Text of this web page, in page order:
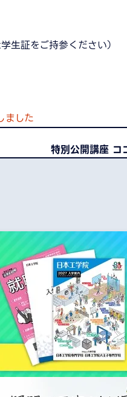
生証をご持参ください）
ました
特別公開講座 コ